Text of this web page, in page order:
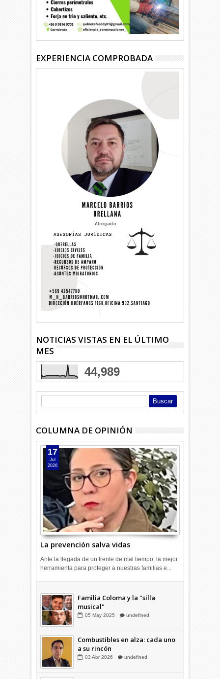
EXPERIENCIA COMPROBADA
NOTICIAS VISTAS EN EL ÚLTIMO
MES
44,989
COLUMNA DE OPINIÓN
La prevención salva vidas
17
Jul
2026
Ante la llegada de un frente de mal tiempo, la mejor
herramienta para proteger a nuestras familias e...
a su rincón
03 Abr 2026
musical"
05 May 2025 undefined
a su rincón